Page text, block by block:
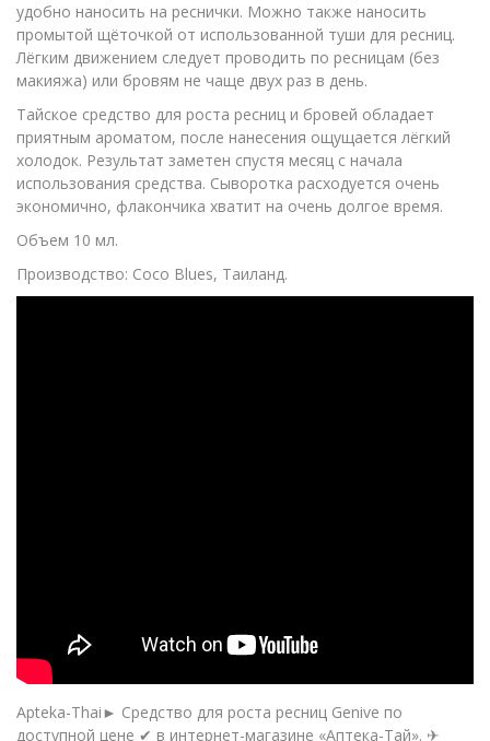
удобно наносить на реснички. Можно также наносить
промытой щёточкой от использованной туши для ресниц.
Лёгким движением следует проводить по ресницам (без
макияжа) или бровям не чаще двух раз в день.
Тайское средство для роста ресниц и бровей обладает
приятным ароматом, после нанесения ощущается лёгкий
холодок. Результат заметен спустя месяц с начала
использования средства. Сыворотка расходуется очень
экономично, флакончика хватит на очень долгое время.
Объем 10 мл.
Производство: Coco Blues, Таиланд.
Apteka-Thai► Средство для роста ресниц Genive по
доступной цене ✔ в интернет-магазине «Аптека-Тай». ✈